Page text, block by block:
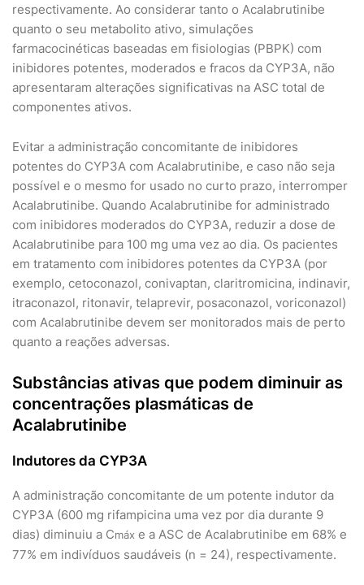
respectivamente. Ao considerar tanto o Acalabrutinibe
quanto o seu metabolito ativo, simulações
farmacocinéticas baseadas em fisiologias (PBPK) com
inibidores potentes, moderados e fracos da CYP3A, não
apresentaram alterações significativas na ASC total de
componentes ativos.
Evitar a administração concomitante de inibidores
potentes do CYP3A com Acalabrutinibe, e caso não seja
possível e o mesmo for usado no curto prazo, interromper
Acalabrutinibe. Quando Acalabrutinibe for administrado
com inibidores moderados do CYP3A, reduzir a dose de
Acalabrutinibe para 100 mg uma vez ao dia. Os pacientes
em tratamento com inibidores potentes da CYP3A (por
exemplo, cetoconazol, conivaptan, claritromicina, indinavir,
itraconazol, ritonavir, telaprevir, posaconazol, voriconazol)
com Acalabrutinibe devem ser monitorados mais de perto
quanto a reações adversas.
Substâncias ativas que podem diminuir as
concentrações plasmáticas de
Acalabrutinibe
Indutores da CYP3A
A administração concomitante de um potente indutor da
CYP3A (600 mg rifampicina uma vez por dia durante 9
dias) diminuiu a Cmáx e a ASC de Acalabrutinibe em 68% e
77% em indivíduos saudáveis (n = 24), respectivamente.